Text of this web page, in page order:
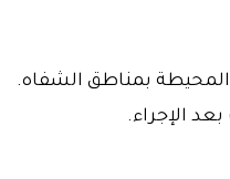
بمناطق الشفاه.
الإجراء.